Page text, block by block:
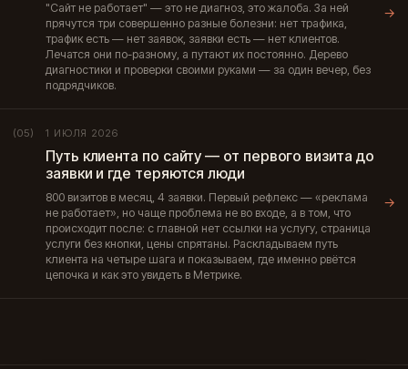
"Сайт не работает" — это не диагноз, это жалоба. За ней
прячутся три совершенно разные болезни: нет трафика,
трафик есть — нет заявок, заявки есть — нет клиентов.
Лечатся они по-разному, а путают их постоянно. Дерево
диагностики и проверки своими руками — за один вечер, без
подрядчиков.
→
(05) 1 ИЮЛЯ 2026
Путь клиента по сайту — от первого визита до
заявки и где теряются люди
800 визитов в месяц, 4 заявки. Первый рефлекс — «реклама
не работает», но чаще проблема не во входе, а в том, что
происходит после: с главной нет ссылки на услугу, страница
услуги без кнопки, цены спрятаны. Раскладываем путь
клиента на четыре шага и показываем, где именно рвётся
цепочка и как это увидеть в Метрике.
→